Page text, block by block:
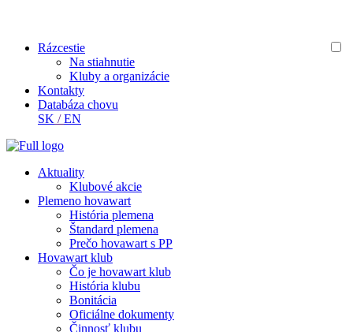
Rázcestie
Na stiahnutie
Kluby a organizácie
Kontakty
Databáza chovu
SK /EN
Aktuality
Klubové akcie
Plemeno hovawart
História plemena
Štandard plemena
Prečo hovawart s PP
Hovawart klub
Čo je hovawart klub
História klubu
Bonitácia
Oficiálne dokumenty
Činnosť klubu